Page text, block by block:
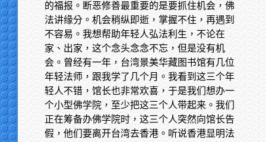
的福报。断恶修善最重要的是要抓住机会，佛
法讲缘分。机会稍纵即逝，掌握不住，再遇到
不容易。我想帮助年轻人弘法利生，不论在
家、出家，这个念头念念不忘，但是没有机
会。曾经有一年，台湾景美华藏图书馆有几位
年轻法师，跟我学了几个月。我看到这三个年
轻人不错，馆长也非常欢喜，于是我们想办一
个小型佛学院，至少把这三个人带起来。我们
正在筹备办佛学院时，这三个人突然向馆长告
假，他们要离开台湾去香港。听说香港显明法